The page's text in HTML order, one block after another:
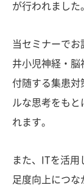
が行われました
当セミナーで
井小児神経・脳
付随する集患対
ルな思考をも
れます。
また、ITを活用
足度向上につな